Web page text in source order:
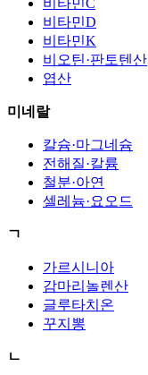
비타민D
비타민K
비오틴·판토텐산
엽산
미네랄
칼슘·마그네슘
전해질·칼륨
철분·아연
셀레늄·요오드
ㄱ
가르시니아
감마리놀렌산
글루타치온
꾸지뽕
ㄴ